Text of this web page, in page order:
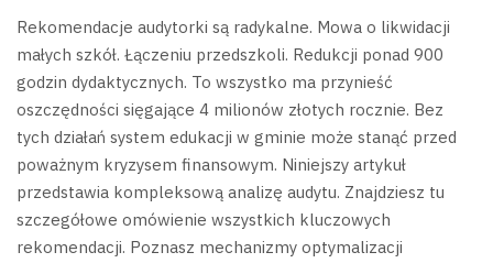
Rekomendacje audytorki są radykalne. Mowa o likwidacji
małych szkół. Łączeniu przedszkoli. Redukcji ponad 900
godzin dydaktycznych. To wszystko ma przynieść
oszczędności sięgające 4 milionów złotych rocznie. Bez
tych działań system edukacji w gminie może stanąć przed
poważnym kryzysem finansowym. Niniejszy artykuł
przedstawia kompleksową analizę audytu. Znajdziesz tu
szczegółowe omówienie wszystkich kluczowych
rekomendacji. Poznasz mechanizmy optymalizacji